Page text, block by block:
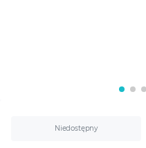
Niedostępny